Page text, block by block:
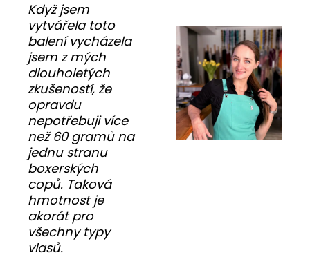
Když jsem
vytvářela toto
balení vycházela
jsem z mých
dlouholetých
zkušeností, že
opravdu
nepotřebuji více
než 60 gramů na
jednu stranu
boxerských
copů. Taková
hmotnost je
akorát pro
všechny typy
vlasů.